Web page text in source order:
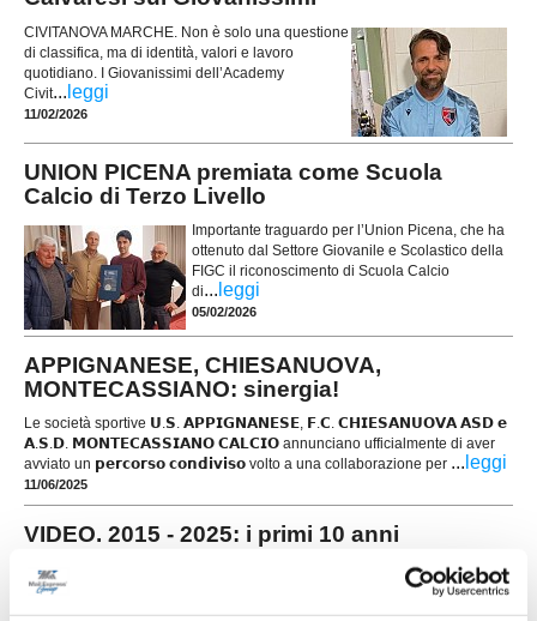
CIVITANOVA MARCHE. Non è solo una questione
di classifica, ma di identità, valori e lavoro
quotidiano. I Giovanissimi dell’Academy
Civit... leggi
11/02/2026
UNION PICENA premiata come Scuola
Calcio di Terzo Livello
Importante traguardo per l’Union Picena, che ha
ottenuto dal Settore Giovanile e Scolastico della
FIGC il riconoscimento di Scuola Calcio
di... leggi
05/02/2026
APPIGNANESE, CHIESANUOVA,
MONTECASSIANO: sinergia!
Le società sportive 𝗨.𝗦. 𝗔𝗣𝗣𝗜𝗚𝗡𝗔𝗡𝗘𝗦𝗘, 𝗙.𝗖. 𝗖𝗛𝗜𝗘𝗦𝗔𝗡𝗨𝗢𝗩𝗔 𝗔𝗦𝗗 𝗲
𝗔.𝗦.𝗗. 𝗠𝗢𝗡𝗧𝗘𝗖𝗔𝗦𝗦𝗜𝗔𝗡𝗢 𝗖𝗔𝗟𝗖𝗜𝗢 annunciano ufficialmente di aver
avviato un 𝗽𝗲𝗿𝗰𝗼𝗿𝘀𝗼 𝗰𝗼𝗻𝗱𝗶𝘃𝗶𝘀𝗼 volto a una collaborazione per ... leggi
11/06/2025
VIDEO. 2015 - 2025: i primi 10 anni
Uno dei settori giovanili più fiorenti delle Marche
compie 10 anni di attività. Academy Civitanovese